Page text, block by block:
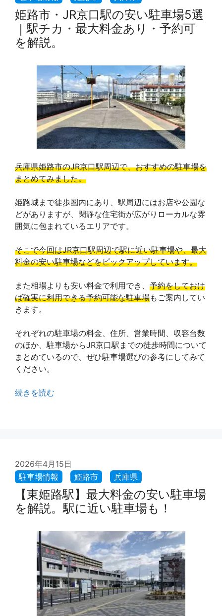
姫路市・JR京口駅の安い駐車場5選
｜駅チカ・最大料金あり・予約可
を解説。
兵庫県姫路市のJR京口駅周辺で、おすすめの駐車場を
まとめてみました。
姫路城まで徒歩圏内にあり、駅周辺にはお店や公園な
どがありますが、閑静な住宅街が広がりローカルな雰
囲気に包まれているエリアです。
そこで今回はJR京口駅周辺で駅に近い駐車場や、最大
料金の安い駐車場などをピックアップしています。
また相場よりも安い料金で利用でき、 予約をしておけ
ば確実に利用できる予約可能な駐車場もご案内してい
きます。
それぞれの駐車場の料金、住所、営業時間、収容台数
のほか、駐車場からJR京口駅までの徒歩時間について
まとめているので、ぜひ駐車場選びの参考にしてみて
ください。
続きを読む
2026年4月15日
【東姫路駅】最大料金の安い駐車場
を解説。駅に近い駐車場も！